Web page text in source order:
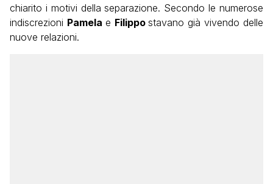
chiarito i motivi della separazione. Secondo le numerose
indiscrezioni Pamela e Filippostavano già vivendo delle
nuove relazioni.